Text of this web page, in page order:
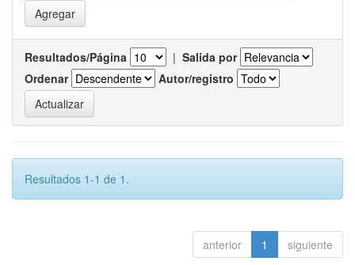
Resultados/Página | Salida por
Ordenar
Autor/registro
Resultados 1-1 de 1.
anterior 1 siguiente